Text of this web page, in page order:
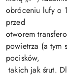
obróceniu lufy o
przed
otworem
powietrza (a tym
pocisków,
takich jak śrut.